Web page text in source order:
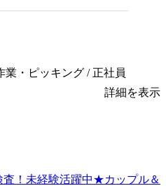
業・ピッキング / 正社員
詳細を表示